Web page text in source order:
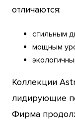
отличаются:
стильным
мощным
Коллекции
лидирующие
Фирма